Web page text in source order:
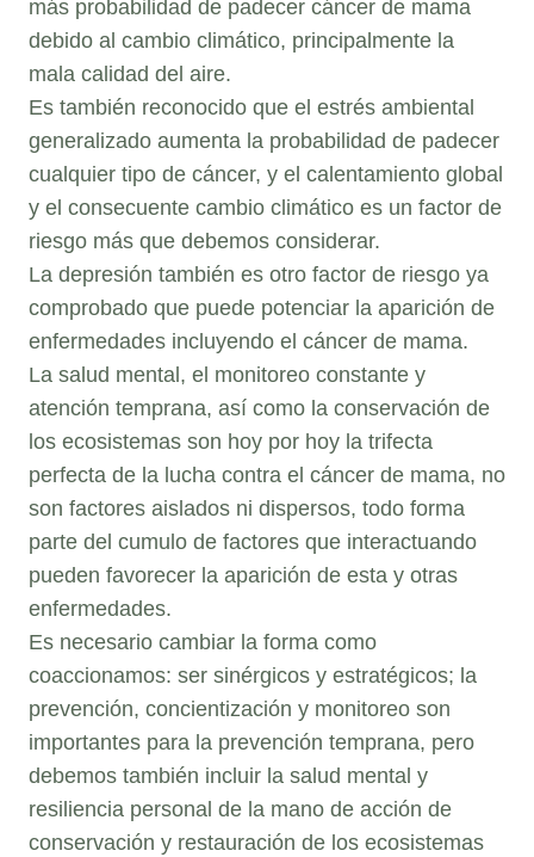
más probabilidad de padecer cáncer de mama
debido al cambio climático, principalmente la
mala calidad del aire.
Es también reconocido que el estrés ambiental
generalizado aumenta la probabilidad de padecer
cualquier tipo de cáncer, y el calentamiento global
y el consecuente cambio climático es un factor de
riesgo más que debemos considerar.
La depresión también es otro factor de riesgo ya
comprobado que puede potenciar la aparición de
enfermedades incluyendo el cáncer de mama.
La salud mental, el monitoreo constante y
atención temprana, así como la conservación de
los ecosistemas son hoy por hoy la trifecta
perfecta de la lucha contra el cáncer de mama, no
son factores aislados ni dispersos, todo forma
parte del cumulo de factores que interactuando
pueden favorecer la aparición de esta y otras
enfermedades.
Es necesario cambiar la forma como
coaccionamos: ser sinérgicos y estratégicos; la
prevención, concientización y monitoreo son
importantes para la prevención temprana, pero
debemos también incluir la salud mental y
resiliencia personal de la mano de acción de
conservación y restauración de los ecosistemas